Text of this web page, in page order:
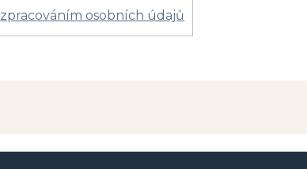
zpracováním osobních údajů